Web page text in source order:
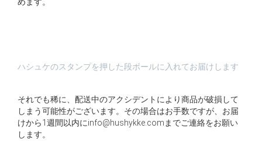
ハシュケのスタンプを押した段ボールに入れてお届けします
それでも稀に、配送中のアクシデントにより商品が破損して
しまう可能性がございます。その場合はお手数ですが、お届
けから1週間以内にinfo@hushykke.comまでご連絡をお願い
します。